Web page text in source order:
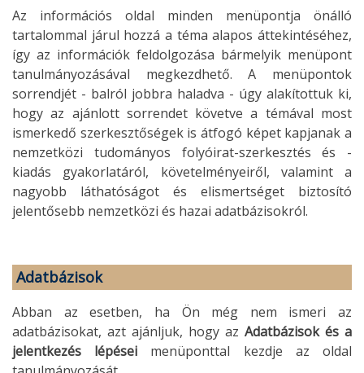
Az információs oldal minden menüpontja önálló
tartalommal járul hozzá a téma alapos áttekintéséhez,
így az információk feldolgozása bármelyik menüpont
tanulmányozásával megkezdhető. A menüpontok
sorrendjét - balról jobbra haladva - úgy alakítottuk ki,
hogy az ajánlott sorrendet követve a témával most
ismerkedő szerkesztőségek is átfogó képet kapjanak a
nemzetközi tudományos folyóirat-szerkesztés és -
kiadás gyakorlatáról, követelményeiről, valamint a
nagyobb láthatóságot és elismertséget biztosító
jelentősebb nemzetközi és hazai adatbázisokról.
Adatbázisok
Abban az esetben, ha Ön még nem ismeri az
adatbázisokat, azt ajánljuk, hogy az Adatbázisok és a
jelentkezés lépései menüponttal kezdje az oldal